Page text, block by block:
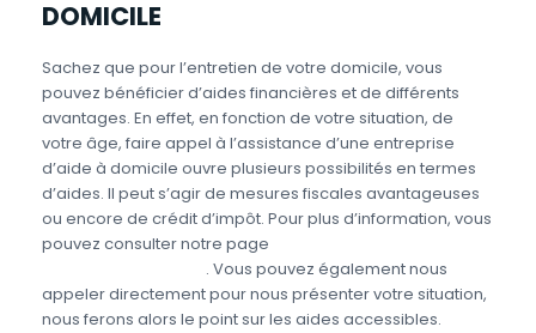
DOMICILE
Sachez que pour l’entretien de votre domicile, vous
pouvez bénéficier d’aides financières et de différents
avantages. En effet, en fonction de votre situation, de
votre âge, faire appel à l’assistance d’une entreprise
d’aide à domicile ouvre plusieurs possibilités en termes
d’aides. Il peut s’agir de mesures fiscales avantageuses
ou encore de crédit d’impôt. Pour plus d’information, vous
pouvez consulter notre page
. Vous pouvez également nous
appeler directement pour nous présenter votre situation,
nous ferons alors le point sur les aides accessibles.